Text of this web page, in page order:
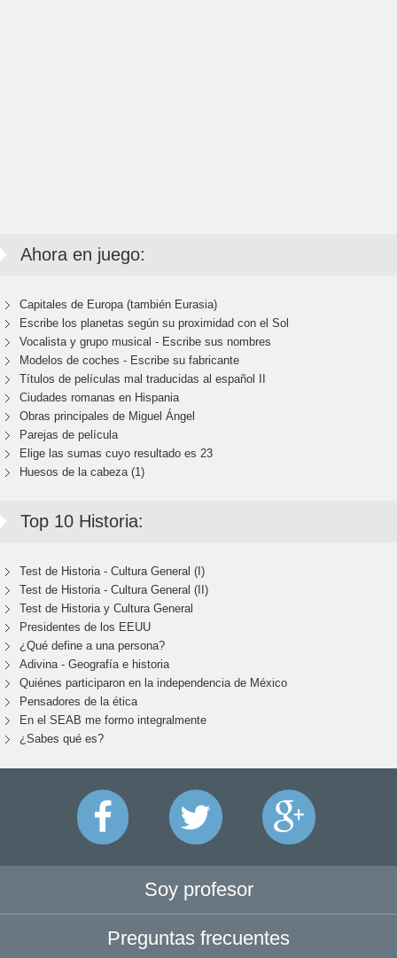
Ahora en juego:
Capitales de Europa (también Eurasia)
Escribe los planetas según su proximidad con el Sol
Vocalista y grupo musical - Escribe sus nombres
Modelos de coches - Escribe su fabricante
Títulos de películas mal traducidas al español II
Ciudades romanas en Hispania
Obras principales de Miguel Ángel
Parejas de película
Elige las sumas cuyo resultado es 23
Huesos de la cabeza (1)
Top 10 Historia:
Test de Historia - Cultura General (I)
Test de Historia - Cultura General (II)
Test de Historia y Cultura General
Presidentes de los EEUU
¿Qué define a una persona?
Adivina - Geografía e historia
Quiénes participaron en la independencia de México
Pensadores de la ética
En el SEAB me formo integralmente
¿Sabes qué es?
Soy profesor
Preguntas frecuentes